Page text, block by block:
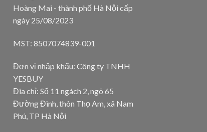
Hoàng Mai - thành phố Hà Nội cấp
ngày 25/08/2023
MST: 8507074839-001
Đơn vị nhập khẩu: Công ty TNHH
YESBUY
Đia chỉ: Số 11 ngách 2, ngõ 65
Đường Đình, thôn Thọ Am, xã Nam
Phú, TP Hà Nội